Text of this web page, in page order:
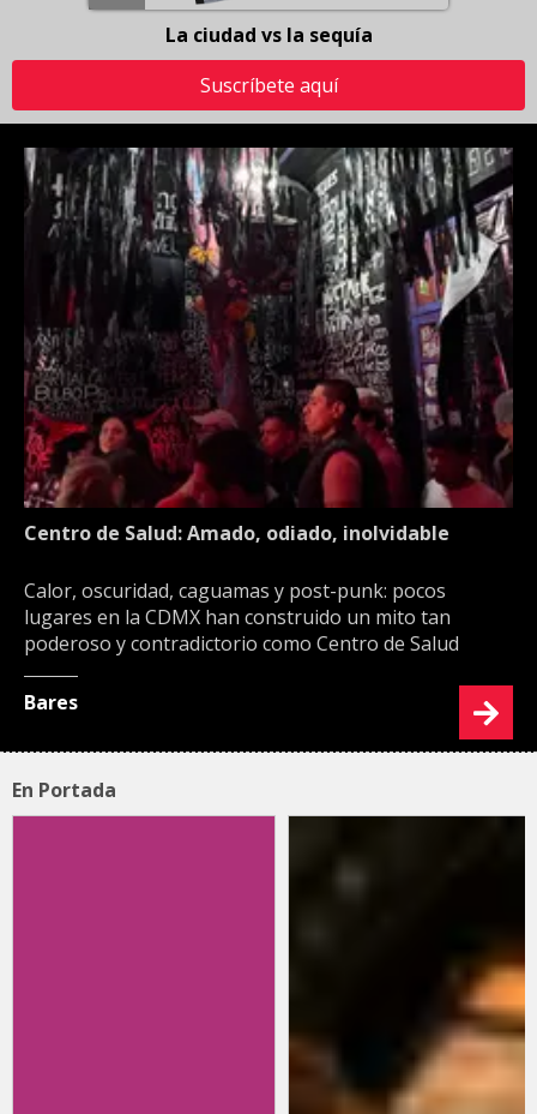
La ciudad vs la sequía
Suscríbete aquí
Centro de Salud: Amado, odiado, inolvidable
Calor, oscuridad, caguamas y post-punk: pocos
lugares en la CDMX han construido un mito tan
poderoso y contradictorio como Centro de Salud
Bares
En Portada